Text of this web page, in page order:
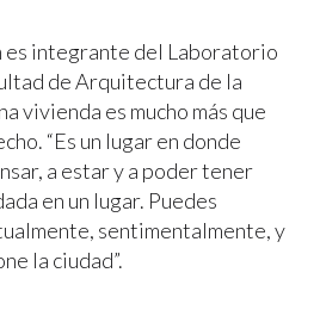
es integrante del Laboratorio
de Arquitectura de la
vivienda es mucho más que
“Es un lugar en donde
a estar y a poder tener
en un lugar. Puedes
sentimentalmente, y
la ciudad”.